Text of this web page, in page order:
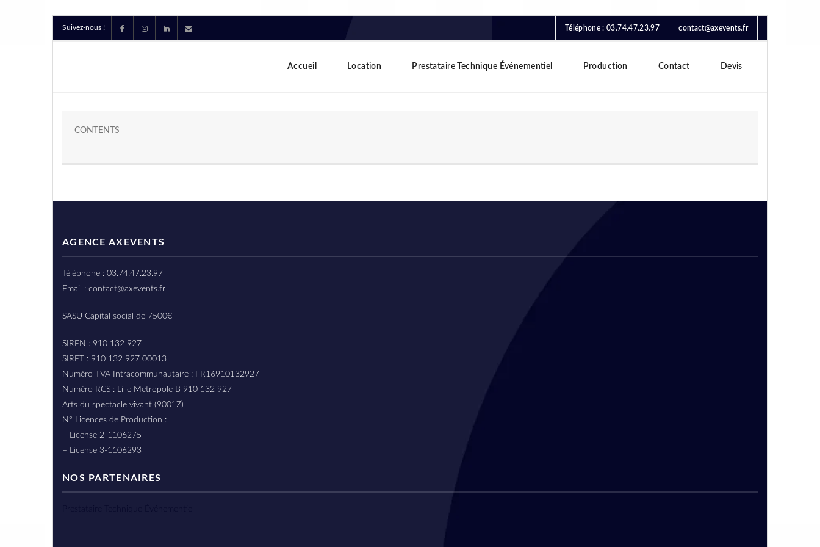
Suivez-nous ! Téléphone : 03.74.47.23.97 contact@axevents.fr
Accueil Location Prestataire Technique Événementiel Production Contact Devis
CONTENTS
AGENCE AXEVENTS
Téléphone : 03.74.47.23.97
Email : contact@axevents.fr
SASU Capital social de 7500€
SIREN : 910 132 927
SIRET : 910 132 927 00013
Numéro TVA Intracommunautaire : FR16910132927
Numéro RCS : Lille Metropole B 910 132 927
Arts du spectacle vivant (9001Z)
N° Licences de Production :
– License 2-1106275
– License 3-1106293
NOS PARTENAIRES